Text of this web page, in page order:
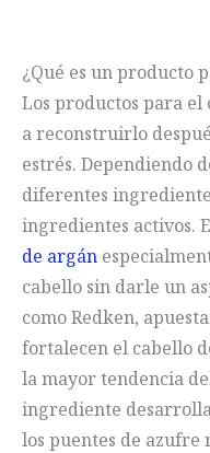
¿Qué es un producto
Los productos para
a reconstruirlo
estrés. Dependiendo
diferentes
ingredientes activos.
de argán
cabello sin darle un
como Redken,
fortalecen el cabello
la mayor tendencia
ingrediente
los puentes de azufre